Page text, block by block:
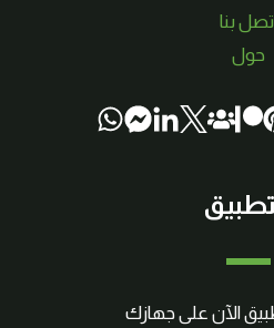
بنا
حول
الآن على جهازك